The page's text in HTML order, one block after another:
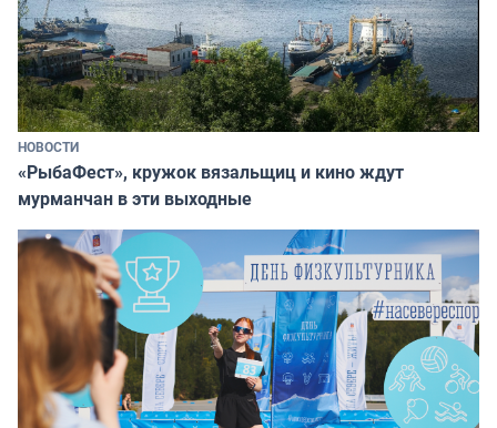
НОВОСТИ
«РыбаФест», кружок вязальщиц и кино ждут
мурманчан в эти выходные